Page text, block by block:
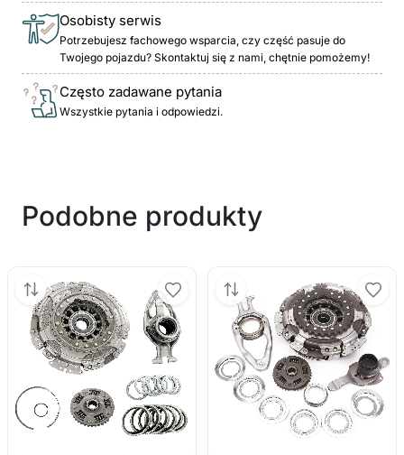
Osobisty serwis
Potrzebujesz fachowego wsparcia, czy część pasuje do
Twojego pojazdu? Skontaktuj się z nami, chętnie pomożemy!
Często zadawane pytania
Wszystkie pytania i odpowiedzi.
Podobne produkty